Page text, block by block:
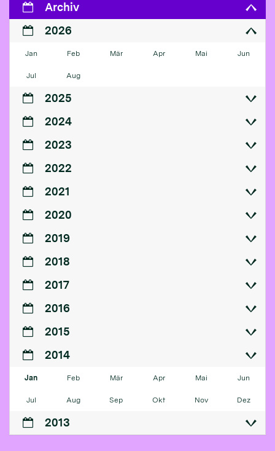
Archiv
2026
Jan Feb Mär Apr Mai Jun
Jul Aug
2025
2024
2023
2022
2021
2020
2019
2018
2017
2016
2015
2014
Jan Feb Mär Apr Mai Jun
Jul Aug Sep Okt Nov Dez
2013